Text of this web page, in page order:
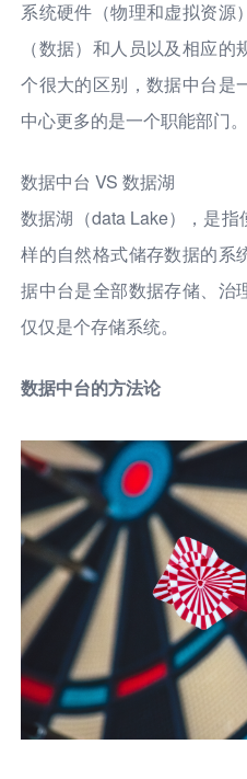
系统硬件（物理和虚拟资源
（数据）和人员以及相应
个很大的区别，数据中台是
中心更多的是一个职能部门。
数据中台 VS 数据湖
数据湖（data Lake），是
样的自然格式储存数据的系
据中台是全部数据存储、治
仅仅是个存储系统。
数据中台的方法论